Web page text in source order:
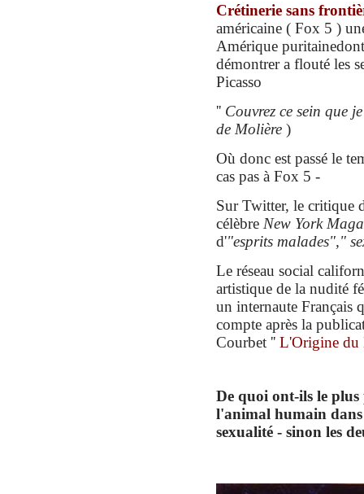
Crétinerie sans
américaine ( Fox 5 )
Amérique puritaine
démontrer a flouté les
Picasso
'' Couvrez ce sein que
de Molière )
Où donc est passé le
cas pas à Fox 5 -
Sur Twitter, le critique
célèbre New York
d'"esprits malades","
Le réseau social
artistique de la nudité
un internaute Français
compte après la
Courbet '' L'Origine
De quoi ont-ils le
l'animal humain
sexualité - sinon les